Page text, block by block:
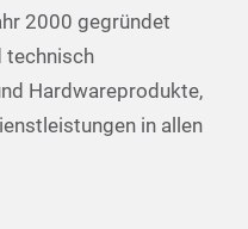
2000 gegründet
technisch
Hardwareprodukte,
in allen